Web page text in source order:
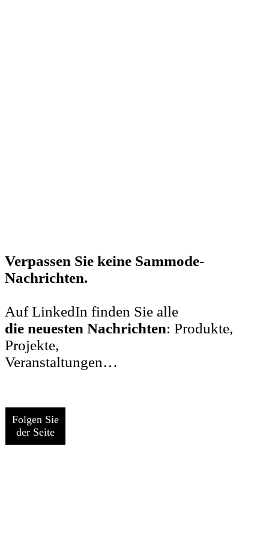
Verpassen Sie keine Sammode-
Nachrichten.
Auf LinkedIn finden Sie alle
die neuesten Nachrichten: Produkte,
Projekte,
Veranstaltungen…
Folgen Sie
der Seite